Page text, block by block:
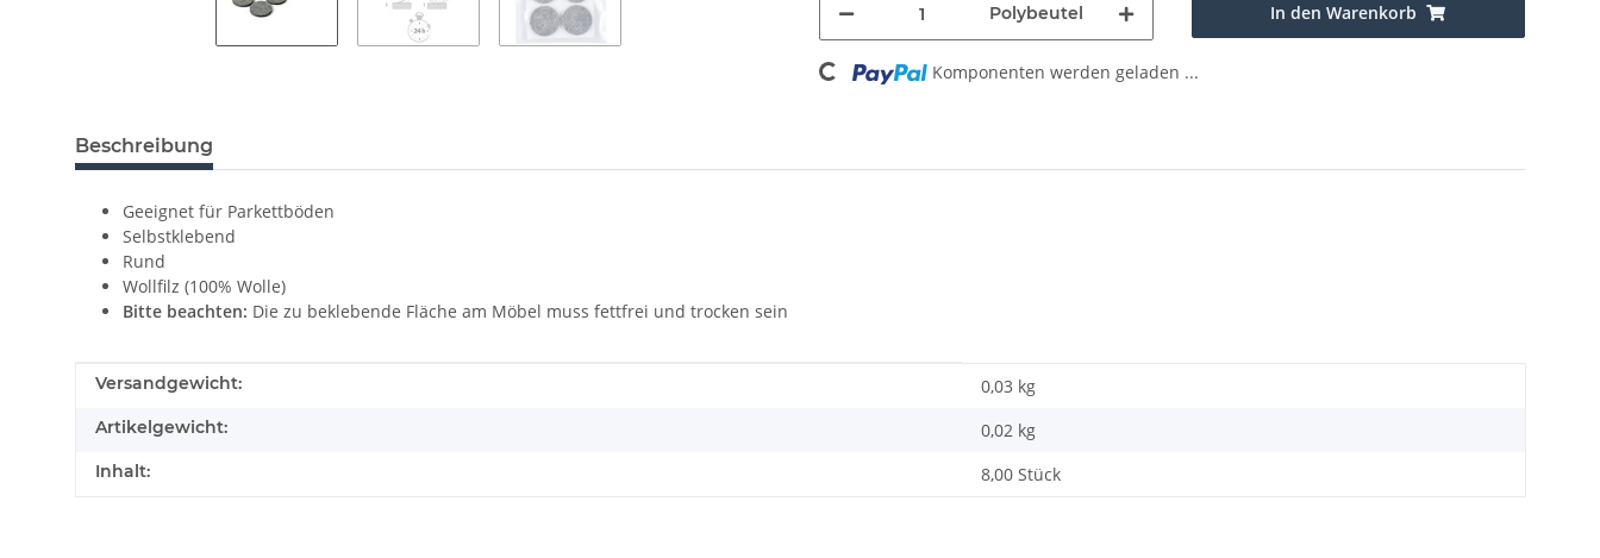
Polybeutel In den Warenkorb
Loading... Komponenten werden geladen ...
Beschreibung
Geeignet für Parkettböden
Selbstklebend
Rund
Wollfilz (100% Wolle)
Bitte beachten: Die zu beklebende Fläche am Möbel muss fettfrei und trocken sein
Produkteigenschaft
Wert
Versandgewicht: 0,03 kg
Artikelgewicht: 0,02 kg
Inhalt: 8,00 Stück